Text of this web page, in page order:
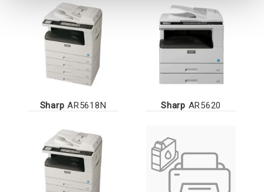
Sharp AR5618N Sharp AR5620